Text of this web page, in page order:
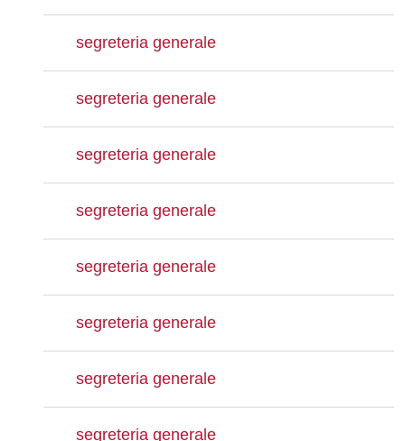
segreteria generale
segreteria generale
segreteria generale
segreteria generale
segreteria generale
segreteria generale
segreteria generale
segreteria generale